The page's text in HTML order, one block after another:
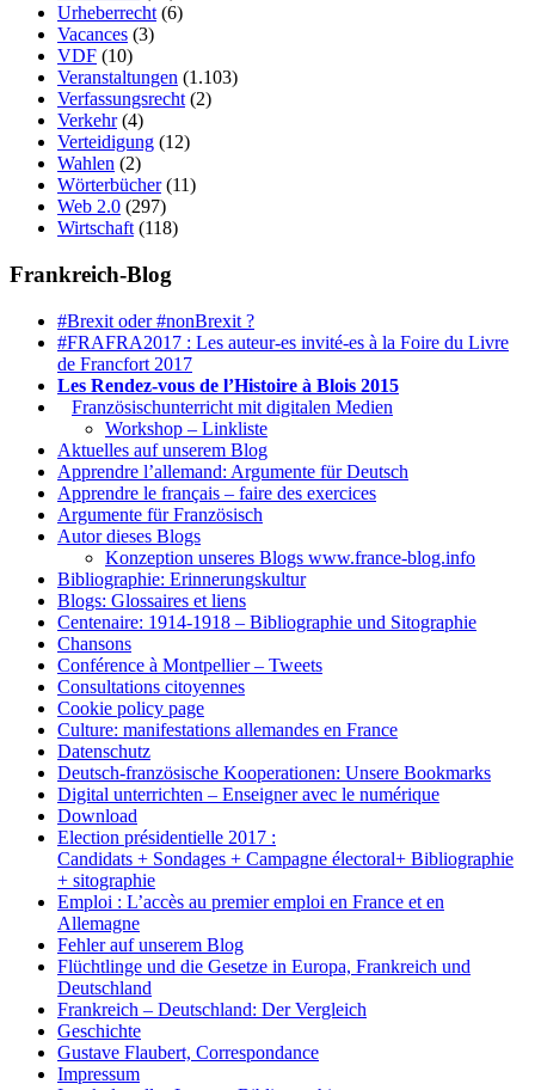
Urheberrecht (6)
Vacances (3)
VDF (10)
Veranstaltungen (1.103)
Verfassungsrecht (2)
Verkehr(4)
Verteidigung (12)
Wahlen (2)
Wörterbücher(11)
Web 2.0 (297)
Wirtschaft (118)
Frankreich-Blog
#Brexit oder #nonBrexit ?
#FRAFRA2017 : Les auteur-es invité-es à la Foire du Livre
de Francfort 2017
Les Rendez-vous de l’Histoire à Blois 2015
Französischunterricht mit digitalen Medien
Workshop – Linkliste
Aktuelles auf unserem Blog
Apprendre l’allemand: Argumente für Deutsch
Apprendre le français – faire des exercices
Argumente für Französisch
Autor dieses Blogs
Konzeption unseres Blogs www.france-blog.info
Bibliographie: Erinnerungskultur
Blogs: Glossaires et liens
Centenaire: 1914-1918 – Bibliographie und Sitographie
Chansons
Conférence à Montpellier – Tweets
Consultations citoyennes
Cookie policy page
Culture: manifestations allemandes en France
Datenschutz
Deutsch-französische Kooperationen: Unsere Bookmarks
Digital unterrichten – Enseigner avec le numérique
Download
Election présidentielle 2017 :
Candidats + Sondages + Campagne électoral+ Bibliographie
+ sitographie
Emploi : L’accès au premier emploi en France et en
Allemagne
Fehler auf unserem Blog
Flüchtlinge und die Gesetze in Europa, Frankreich und
Deutschland
Frankreich – Deutschland: Der Vergleich
Geschichte
Gustave Flaubert, Correspondance
Impressum